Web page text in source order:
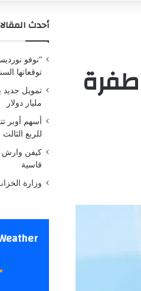
أحدث
“نوفو
توقعاتها
مليار دولار
للربع الثالث
كيفن وارش
قاسية
وزارة